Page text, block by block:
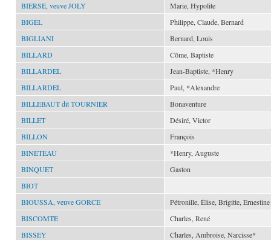
BIERSE, veuve JOLY
Marie, Hypolite
BIGEL
Philippe, Claude, Bernard
BIGLIANI
Bernard, Louis
BILLARD
Côme, Baptiste
BILLARDEL
Jean-Baptiste, *Henry
BILLARDEL
Paul, *Alexandre
BILLEBAUT dit TOURNIER
Bonaventure
BILLET
Désiré, Victor
BILLON
François
BINETEAU
*Henry, Auguste
BINQUET
Gaston
BIOT
BIOUSSA, veuve GORCE
Pétronille, Élise, Brigitte, Ernestine
BISCOMTE
Charles, René
BISSEY
Charles, Ambroise, Narcisse*